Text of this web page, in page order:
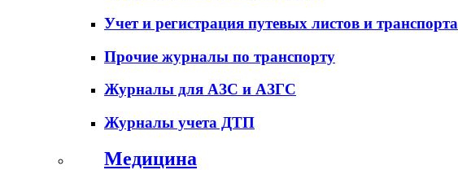
Учет и регистрация путевых листов и транспорта
Прочие журналы по транспорту
Журналы для АЗС и АЗГС
Журналы учета ДТП
Медицина